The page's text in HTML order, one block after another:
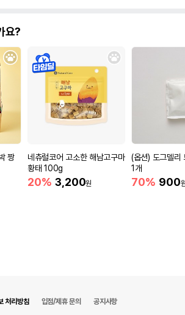
요?
짱
네츄럴코어 고소한 해남고구마
황태 100g
20% 3,200원
(옵션) 도그델리
1개
70% 900
처리방침 입점/제휴 문의 공지사항